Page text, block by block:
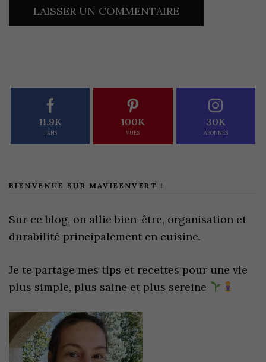
11.9K
FANS
100K
VUES
30K
ABONNÉS
BIENVENUE SUR MAVIEENVERT !
Sur ce blog, on allie bien-être, organisation et
durabilité principalement en cuisine.
Je te partage mes tips et recettes pour une vie
plus simple, plus saine et plus sereine